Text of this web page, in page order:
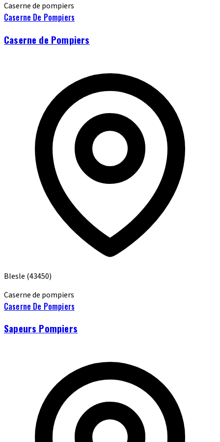
Caserne de pompiers
Caserne De Pompiers
Caserne de Pompiers
Blesle (43450)
Caserne de pompiers
Caserne De Pompiers
Sapeurs Pompiers